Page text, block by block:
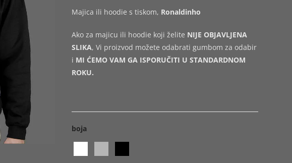
Majica ili hoodie s tiskom, Ronaldinho
Ako za majicu ili hoodie koji želite NIJE OBJAVLJENA
SLIKA, Vi proizvod možete odabrati gumbom za odabir
i MI ĆEMO VAM GA ISPORUČITI U STANDARDNOM
ROKU.
boja